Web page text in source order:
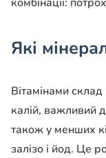
Які
Вітамінами
калій, важливий
також у менших
залізо і йод. Це